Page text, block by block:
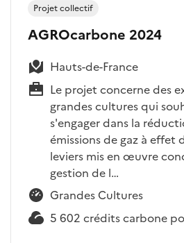
AGROcarbone 2024
Hauts-de-France
Le projet concerne des
grandes cultures qui
s'engager dans la
émissions de gaz à effet
leviers mis en œuvre
gestion de l…
Grandes Cultures
5 602 crédits carbone
Projet collectif